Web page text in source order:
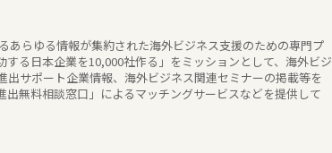
あらゆる情報が集約された海外ビジネス支援のための専門プ
る日本企業を10,000社作る」をミッションとして、海外ビジ
サポート企業情報、海外ビジネス関連セミナーの掲載等を
無料相談窓口」によるマッチングサービスなどを提供して